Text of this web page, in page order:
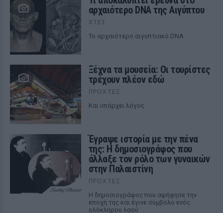
αρχαιότερο DNA της Αιγύπτου
ΧΤΕΣ
Το αρχαιότερο αιγυπτιακό DNA
Ξέχνα τα μουσεία: Οι τουρίστες
τρέχουν πλέον εδώ
ΠΡΟΧΤΈΣ
Και υπάρχει λόγος
Έγραψε ιστορία με την πένα
της: Η δημοσιογράφος που
άλλαξε τον ρόλο των γυναικών
στην Παλαιστίνη
ΠΡΟΧΤΈΣ
Η δημοσιογράφος που αψήφησε την
εποχή της και έγινε σύμβολο ενός
ολόκληρου λαού